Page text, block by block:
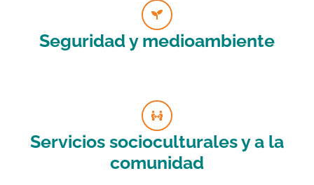
Seguridad y medioambiente
Servicios socioculturales y a la
comunidad